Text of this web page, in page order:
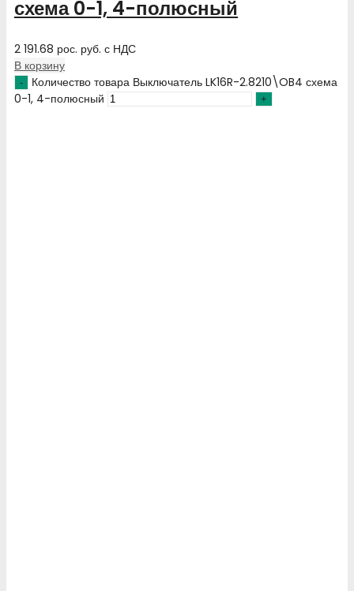
схема 0-1, 4-полюсный
2 191.68 рос. руб. с НДС
В корзину
Количество товара Выключатель LK16R-2.8210\OB4 схема
0-1, 4-полюсный